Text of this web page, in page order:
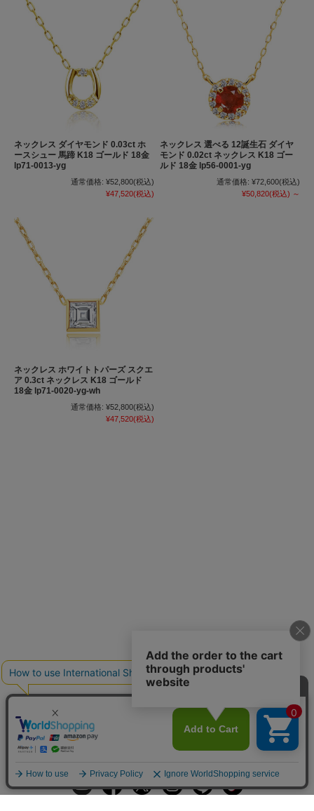
ネックレス ダイヤモンド 0.03ct ホ
ースシュー 馬蹄 K18 ゴールド 18金
lp71-0013-yg
通常価格: ¥52,800(税込)
¥47,520(税込)
ネックレス 選べる 12誕生石 ダイヤ
モンド 0.02ct ネックレス K18 ゴー
ルド 18金 lp56-0001-yg
通常価格: ¥72,600(税込)
¥50,820(税込) ～
ネックレス ホワイトトパーズ スクエ
ア 0.3ct ネックレス K18 ゴールド
18金 lp71-0020-yg-wh
通常価格: ¥52,800(税込)
¥47,520(税込)